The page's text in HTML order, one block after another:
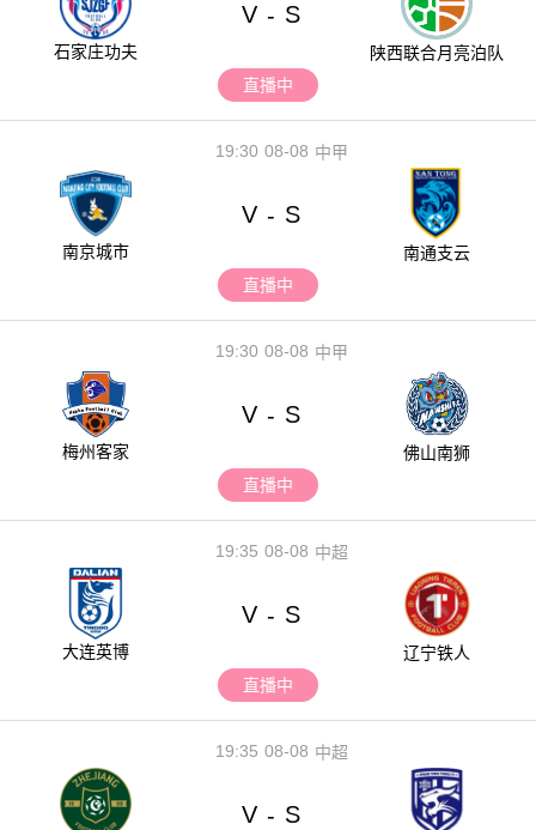
石家庄功夫
V - S
陕西联合月亮泊队
直播中
08-08
19:30 中甲
南京城市
V - S
南通支云
直播中
08-08
19:30 中甲
梅州客家
V - S
佛山南狮
直播中
08-08
19:35 中超
大连英博
V - S
辽宁铁人
直播中
08-08
19:35 中超
V - S